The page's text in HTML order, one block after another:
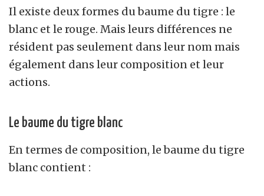
Il existe deux formes du baume du tigre : le
blanc et le rouge. Mais leurs différences ne
résident pas seulement dans leur nom mais
également dans leur composition et leur
actions.
Le baume du tigre blanc
En termes de composition, le baume du tigre
blanc contient :